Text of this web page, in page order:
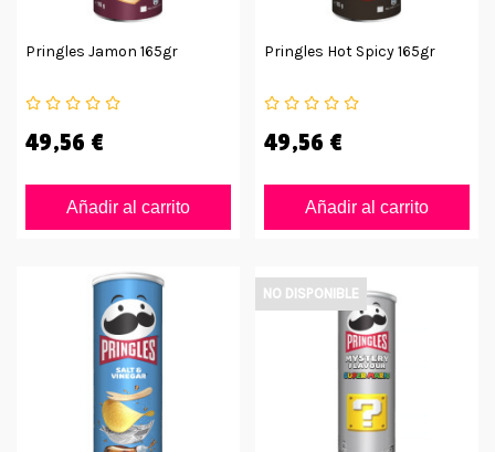
Pringles Jamon 165gr
49,56 €
Añadir al carrito
Pringles Hot Spicy 165gr
49,56 €
Añadir al carrito
NO DISPONIBLE